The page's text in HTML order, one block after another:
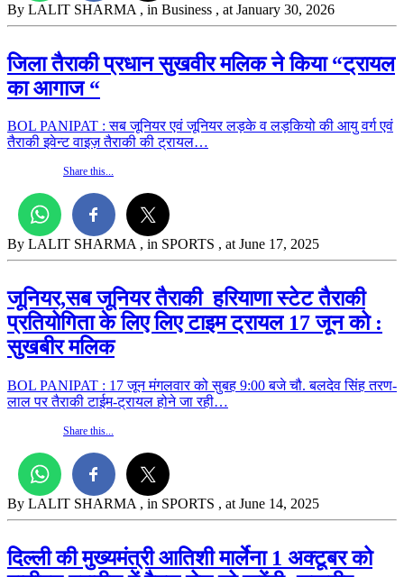
By LALIT SHARMA , in Business , at January 30, 2026
जिला तैराकी प्रधान सुखवीर मलिक ने किया “ट्रायल
का आगाज “
BOL PANIPAT : सब जूनियर एवं जूनियर लड़‌के व लड़‌कियो की आयु वर्ग एवं
तैराकी इवेन्ट वाइज़ तैराकी की ट्रायल…
Share this...
By LALIT SHARMA , in SPORTS , at June 17, 2025
जूनियर,सब जूनियर तैराकी हरियाणा स्टेट तैराकी
प्रतियोगिता के लिए लिए टाइम ट्रायल 17 जून को :
सुखबीर मलिक
BOL PANIPAT : 17 जून मंगलवार को सुबह 9:00 बजे चौ. बलदेव सिंह तरण-
लाल पर तैराकी टाईम-ट्रायल होने जा रही…
Share this...
By LALIT SHARMA , in SPORTS , at June 14, 2025
दिल्ली की मुख्यमंत्री आतिशी मार्लेना 1 अक्टूबर को